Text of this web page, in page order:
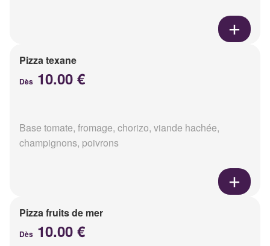
Pizza texane
Dès 10.00 €
Base tomate, fromage, chorizo, viande hachée,
champignons, poivrons
Pizza fruits de mer
Dès 10.00 €